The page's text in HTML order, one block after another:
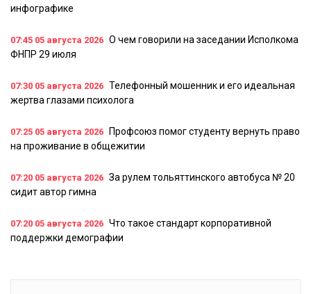
инфографике
07:45 05 августа 2026 О чем говорили на заседании Исполкома
ФНПР 29 июля
07:30 05 августа 2026 Телефонный мошенник и его идеальная
жертва глазами психолога
07:25 05 августа 2026
Профсоюз помог студенту вернуть право
на проживание в общежитии
07:20 05 августа 2026 За рулем тольяттинского автобуса № 20
сидит автор гимна
07:20 05 августа 2026 Что такое стандарт корпоративной
поддержки демографии